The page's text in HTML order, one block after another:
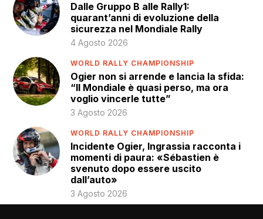
Dalle Gruppo B alle Rally1:
quarant’anni di evoluzione della
sicurezza nel Mondiale Rally
4 Agosto 2026
WORLD RALLY CHAMPIONSHIP
Ogier non si arrende e lancia la sfida:
“Il Mondiale è quasi perso, ma ora
voglio vincerle tutte”
3 Agosto 2026
WORLD RALLY CHAMPIONSHIP
Incidente Ogier, Ingrassia racconta i
momenti di paura: «Sébastien è
svenuto dopo essere uscito
dall’auto»
3 Agosto 2026